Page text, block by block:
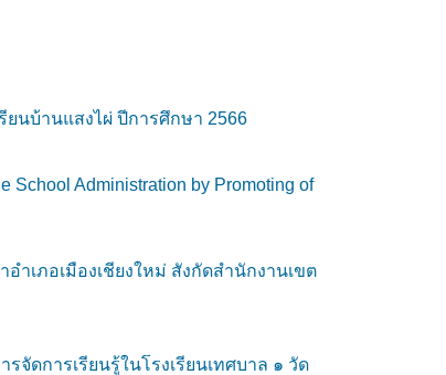
นบ้านแสงไผ่ ปีการศึกษา 2566
Administration by Promoting of
ำเภอเมืองเชียงใหม่ สังกัดสำนักงานเขต
ดการเรียนรู้ในโรงเรียนเทศบาล ๑ วัด